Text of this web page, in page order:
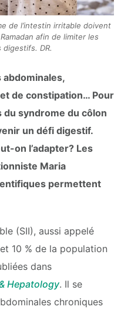
de l’intestin irritable doivent
afin de limiter les
DR.
de constipation… Pour
syndrome du côlon
un défi digestif.
on l’adapter? Les
Maria
permettent
(SII), aussi appelé
10 % de la population
dans
Hepatology. Il se
chroniques